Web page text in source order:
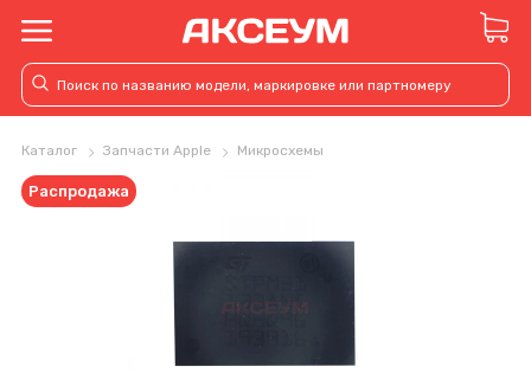
Каталог Запчасти Apple Микросхемы
Распродажа